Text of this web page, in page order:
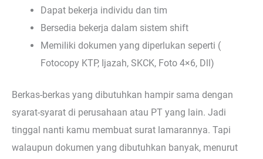
Dapat bekerja individu dan tim
Bersedia bekerja dalam sistem shift
Memiliki dokumen yang diperlukan seperti (
Fotocopy KTP, Ijazah, SKCK, Foto 4×6, Dll)
Berkas-berkas yang dibutuhkan hampir sama dengan
syarat-syarat di perusahaan atau PT yang lain. Jadi
tinggal nanti kamu membuat surat lamarannya. Tapi
walaupun dokumen yang dibutuhkan banyak, menurut